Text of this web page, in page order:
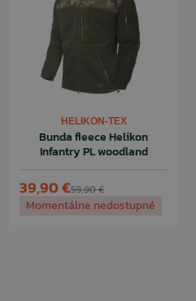
HELIKON-TEX
Bunda fleece Helikon
Infantry PL woodland
59,90 €
39,90 €
Momentálne nedostupné